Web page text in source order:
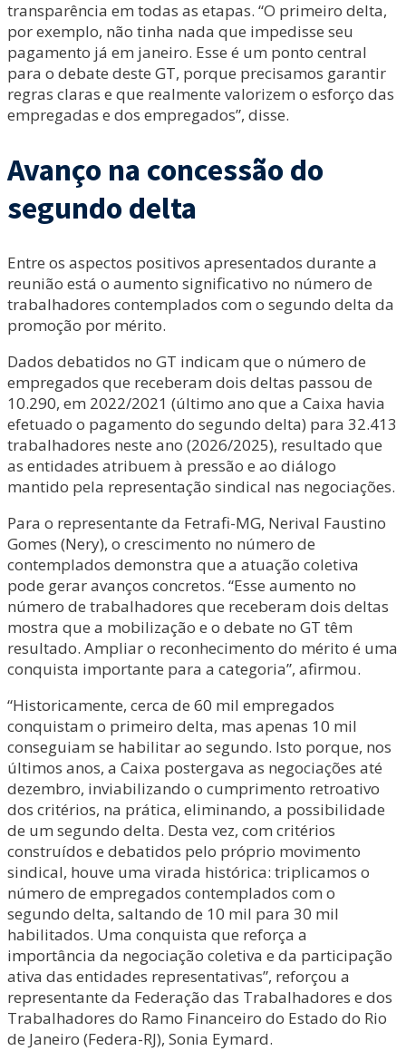
transparência em todas as etapas. “O primeiro delta,
por exemplo, não tinha nada que impedisse seu
pagamento já em janeiro. Esse é um ponto central
para o debate deste GT, porque precisamos garantir
regras claras e que realmente valorizem o esforço das
empregadas e dos empregados”, disse.
Avanço na concessão do
segundo delta
Entre os aspectos positivos apresentados durante a
reunião está o aumento significativo no número de
trabalhadores contemplados com o segundo delta da
promoção por mérito.
Dados debatidos no GT indicam que o número de
empregados que receberam dois deltas passou de
10.290, em 2022/2021 (último ano que a Caixa havia
efetuado o pagamento do segundo delta) para 32.413
trabalhadores neste ano (2026/2025), resultado que
as entidades atribuem à pressão e ao diálogo
mantido pela representação sindical nas negociações.
Para o representante da Fetrafi-MG, Nerival Faustino
Gomes (Nery), o crescimento no número de
contemplados demonstra que a atuação coletiva
pode gerar avanços concretos. “Esse aumento no
número de trabalhadores que receberam dois deltas
mostra que a mobilização e o debate no GT têm
resultado. Ampliar o reconhecimento do mérito é uma
conquista importante para a categoria”, afirmou.
“Historicamente, cerca de 60 mil empregados
conquistam o primeiro delta, mas apenas 10 mil
conseguiam se habilitar ao segundo. Isto porque, nos
últimos anos, a Caixa postergava as negociações até
dezembro, inviabilizando o cumprimento retroativo
dos critérios, na prática, eliminando, a possibilidade
de um segundo delta. Desta vez, com critérios
construídos e debatidos pelo próprio movimento
sindical, houve uma virada histórica: triplicamos o
número de empregados contemplados com o
segundo delta, saltando de 10 mil para 30 mil
habilitados. Uma conquista que reforça a
importância da negociação coletiva e da participação
ativa das entidades representativas”, reforçou a
representante da Federação das Trabalhadores e dos
Trabalhadores do Ramo Financeiro do Estado do Rio
de Janeiro (Federa-RJ), Sonia Eymard.